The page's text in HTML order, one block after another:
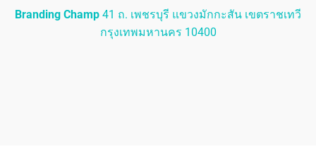
Branding Champ 41 ถ. เพชรบุรี แขวงมักกะสัน เขตราชเทวี
กรุงเทพมหานคร 10400